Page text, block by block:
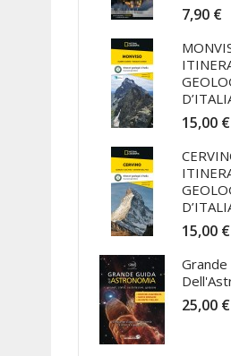
7,90 €
15,00 €
15,00 €
Grande
25,00 €